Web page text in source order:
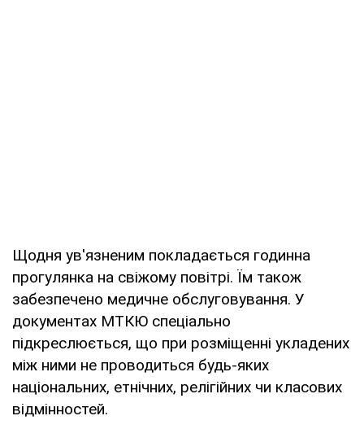
Щодня ув'язненим покладається годинна
прогулянка на свіжому повітрі. Їм також
забезпечено медичне обслуговування. У
документах МТКЮ спеціально
підкреслюється, що при розміщенні укладених
між ними не проводиться будь-яких
національних, етнічних, релігійних чи класових
відмінностей.